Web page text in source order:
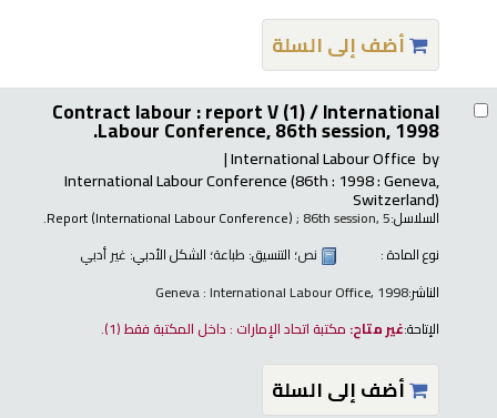
أضف إلى السلة
Contract labour : report V (1) /International
Labour Conference, 86th session, 1998.
by
International Labour Office
International Labour Conference(86th : 1998 : Geneva,
Switzerland)
السلاسل: Report (International Labour Conference); 86th session, 5.
نوع المادة :
نص؛ التنسيق: طباعة؛ الشكل الأدبي: غير أدبي
الناشر:Geneva : International Labour Office, 1998
الإتاحة:غير متاح: مكتبة اتحاد الإمارات : داخل المكتبة فقط(1).
أضف إلى السلة